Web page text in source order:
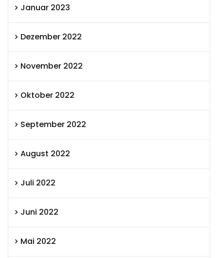
Januar 2023
Dezember 2022
November 2022
Oktober 2022
September 2022
August 2022
Juli 2022
Juni 2022
Mai 2022